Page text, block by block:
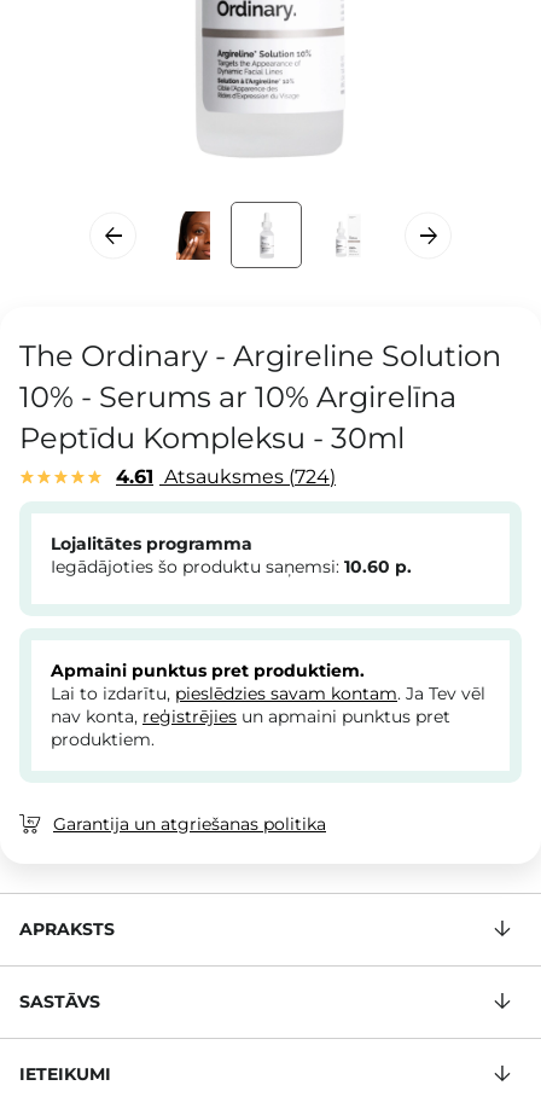
The Ordinary - Argireline Solution
10% - Serums ar 10% Argirelīna
Peptīdu Kompleksu - 30ml
4.61 Atsauksmes 724
Lojalitātes programma
Iegādājoties šo produktu saņemsi: 10.60 p.
Apmaini punktus pret produktiem.
Lai to izdarītu, pieslēdzies savam kontam. Ja Tev vēl
nav konta, reģistrējies un apmaini punktus pret
produktiem.
Garantija un atgriešanas politika
APRAKSTS
SASTĀVS
IETEIKUMI